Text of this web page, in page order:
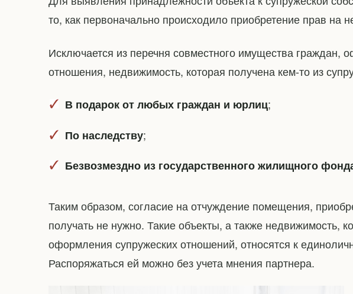
то, как первоначально происходило приобретение прав на
Исключается из перечня совместного имущества граждан,
отношения, недвижимость, которая получена кем-то из
В подарок от любых граждан и юрлиц;
По наследству;
Безвозмездно из государственного жилищного
Таким образом, согласие на отчуждение помещения,
получать не нужно. Такие объекты, а также недвижимость,
оформления супружеских отношений, относятся к
Распоряжаться ей можно без учета мнения партнера.